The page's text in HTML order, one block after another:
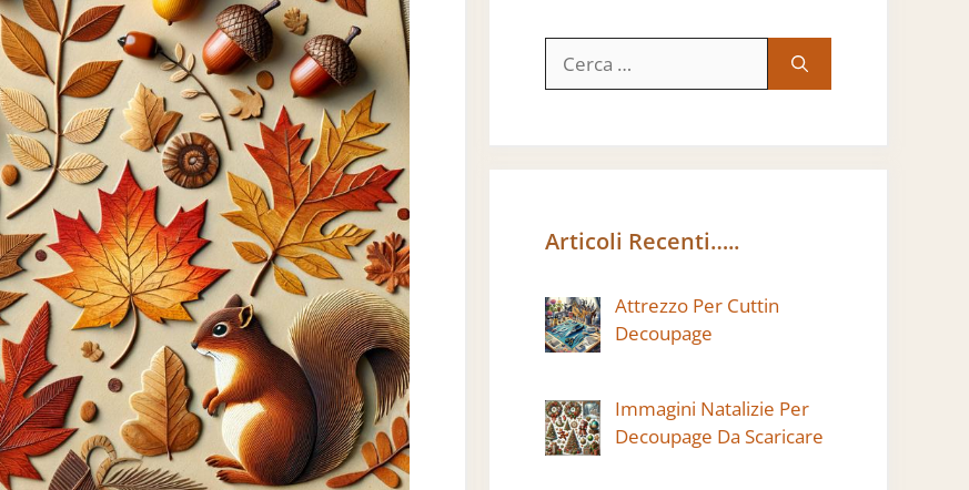
per:
Articoli Recenti…..
Attrezzo Per Cuttin
Decoupage
Immagini Natalizie Per
Decoupage Da Scaricare